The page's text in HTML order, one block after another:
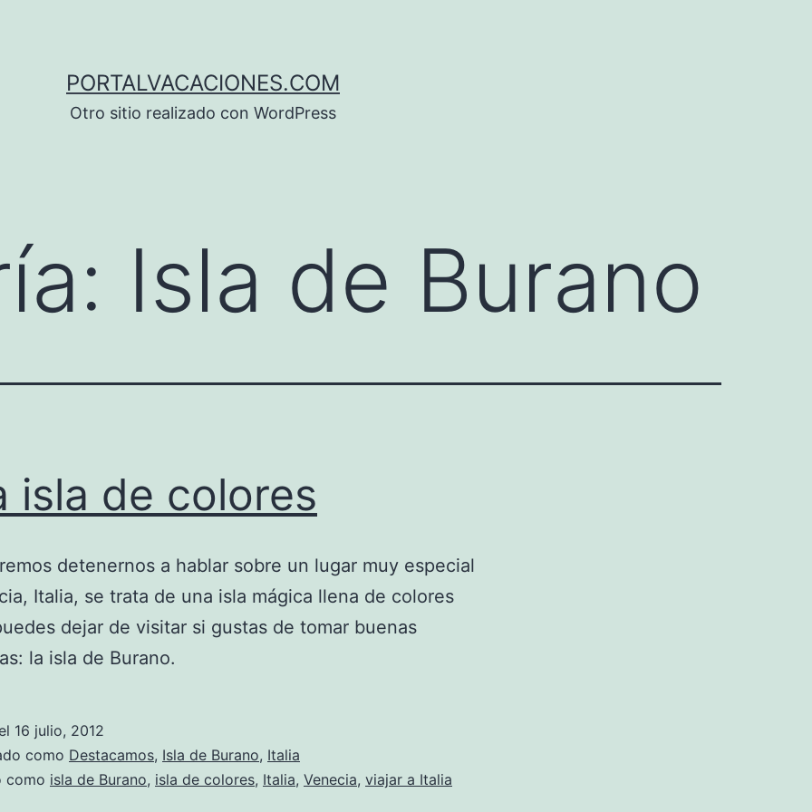
PORTALVACACIONES.COM
Otro sitio realizado con WordPress
Isla de Burano
isla de colores
detenernos a hablar sobre un lugar muy especial
Italia, se trata de una isla mágica llena de colores
dejar de visitar si gustas de tomar buenas
la isla de Burano.
16 julio, 2012
como Destacamos, Isla de Burano, Italia
como isla de Burano, isla de colores, Italia, Venecia, viajar a Italia